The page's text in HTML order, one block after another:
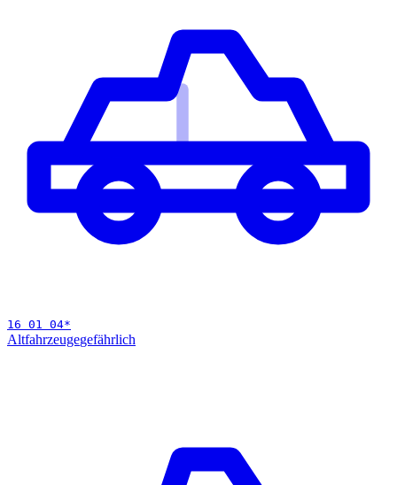
16 01 04*
Altfahrzeugegefährlich